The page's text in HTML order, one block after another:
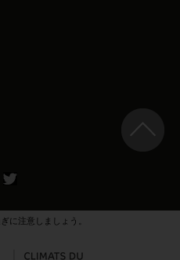
に注意しましょう。